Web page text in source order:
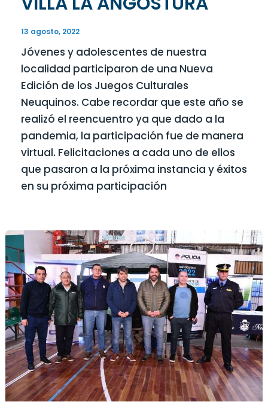
13 agosto, 2022
Jóvenes y adolescentes de nuestra
localidad participaron de una Nueva
Edición de los Juegos Culturales
Neuquinos. Cabe recordar que este año se
realizó el reencuentro ya que dado a la
pandemia, la participación fue de manera
virtual. Felicitaciones a cada uno de ellos
que pasaron a la próxima instancia y éxitos
en su próxima participación